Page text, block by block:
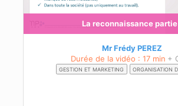
La reconnaissance partie
Mr Frédy PEREZ
Durée de la vidéo : 17 min +
GESTION ET MARKETING ORGANISATION